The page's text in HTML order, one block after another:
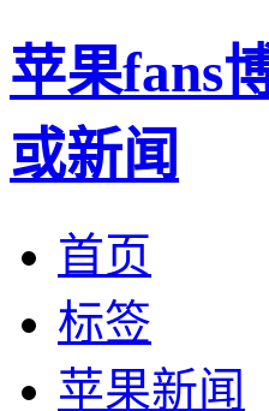
苹果fans
或新闻
首页
标签
苹果新闻